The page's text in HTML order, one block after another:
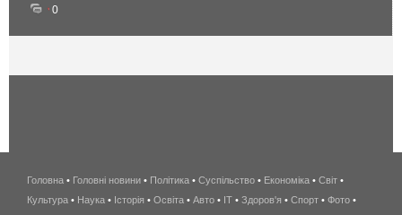
0
беспроводной
интернет
Головна • Головні новини • Політика • Суспільство • Економіка • Світ •
Культура • Наука • Історія • Освіта • Авто • IT • Здоров'я • Спорт • Фото •